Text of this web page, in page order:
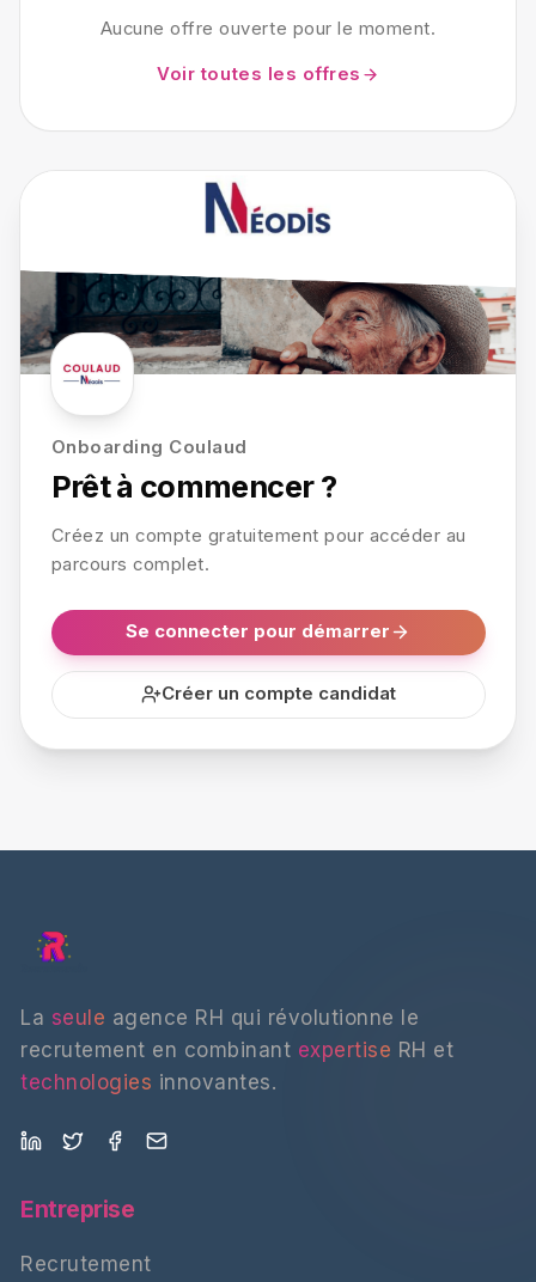
Aucune offre ouverte pour le moment.
Voir toutes les offres
Onboarding Coulaud
Prêt à commencer ?
Créez un compte gratuitement pour accéder au
parcours complet.
Se connecter pour démarrer
Créer un compte candidat
La seule agence RH qui révolutionne le
recrutement en combinant expertise RH et
technologies innovantes.
Entreprise
Recrutement